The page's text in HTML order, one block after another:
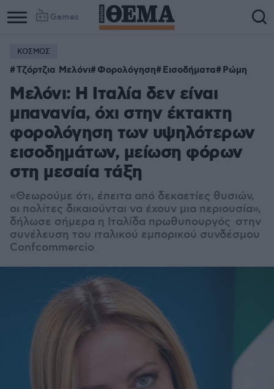
Games
ΚΟΣΜΟΣ
Τζόρτζια Μελόνι Φορολόγηση Εισοδήματα Ρώμη
Μελόνι: Η Ιταλία δεν είναι
μπανανία, όχι στην έκτακτη
φορολόγηση των υψηλότερων
εισοδημάτων, μείωση φόρων
στη μεσαία τάξη
«Θεωρούμε ότι, έπειτα από δεκαετίες θυσιών,
οι πολίτες δικαιούνται να έχουν μια περιουσία»,
δήλωσε σήμερα η Ιταλίδα πρωθυπουργός στην
συνέλευση του ιταλικού εμπορικού συνδέσμου
Confcommercio